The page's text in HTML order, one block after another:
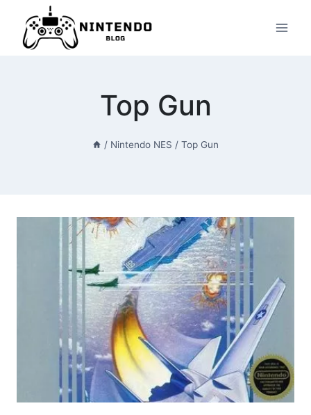
Przeskocz
treści
Top Gun
/ Nintendo NES / Top Gun